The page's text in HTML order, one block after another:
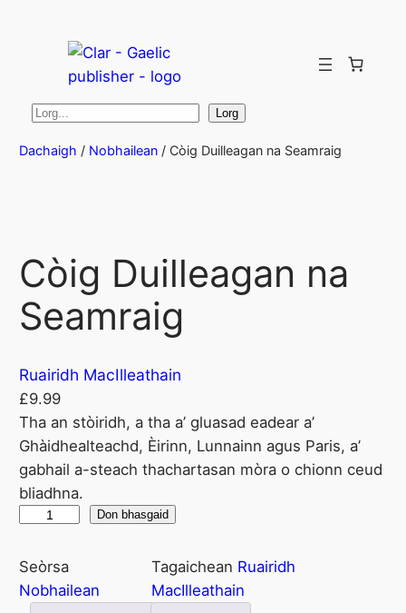
Lorg Lorg
Dachaigh / Nobhailean / Còig Duilleagan na Seamraig
Còig Duilleagan na
Seamraig
Ruairidh MacIlleathain
£9.99
Tha an stòiridh, a tha a’ gluasad eadear a’
Ghàidhealteachd, Èirinn, Lunnainn agus Paris, a’
gabhail a-steach thachartasan mòra o chionn ceud
bliadhna.
i
g
Don bhasgaid
Seòrsa
Nobhailean
Tagaichean Ruairidh
MacIlleathain